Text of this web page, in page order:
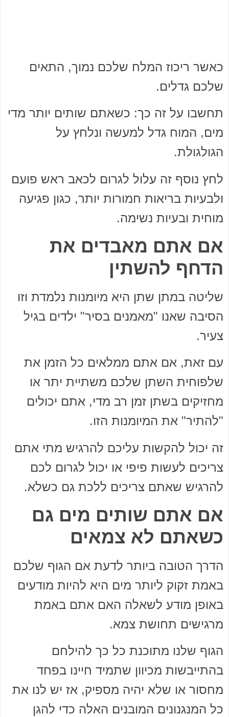
כאשר ריכוז המלח שלכם נמוך, התאים
שלכם גדלים.
תחשבו על זה כך: כשאתם שותים יותר מדי
מים, המוח גדל למעשה ונלחץ על
הגולגולת.
לחץ נוסף זה עלול לגרום לכאב ראש פועם
ולבעיות בריאות חמורות יותר, כגון פגיעה
מוחית ובעיות נשימה.
אם אתם מאבדים את
הדחף להשתין
שליטה במתן שתן היא מיומנות נלמדת וזו
הסיבה שאנו "מאמנים בסיר" ילדים בגיל
צעיר.
עם זאת, אם אתם ממלאים כל הזמן את
שלפוחית ​​השתן שלכם משתיית יתר או
מחזיקים בשתן זמן רב מדי, אתם יכולים
"להתיר" את המיומנות הזו.
זה יכול להקשות עליכם להרגיש מתי אתם
צריכים לעשות פיפי או יכול לגרום לכם
להרגיש שאתם צריכים ללכת גם כשלא.
אם אתם שותים מים גם
כשאתם לא צמאים
הדרך הטובה ביותר לדעת אם הגוף שלכם
באמת זקוק ליותר מים היא להיות מודעים
באופן מודע לשאלה האם אתם באמת
מרגישים תחושת צמא.
הגוף שלנו מתוכנת כל כך להילחם
בהתייבשות מכיוון שתמיד חיינו בפחד
מחסור או שלא יהיה מספיק, אז יש לנו את
כל המנגנונים המובנים האלה כדי להגן